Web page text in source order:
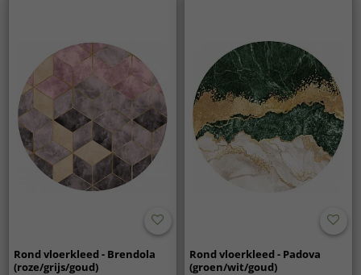
Rond vloerkleed - Brendola
(roze/grijs/goud)
Rond vloerkleed - Padova
(groen/wit/goud)